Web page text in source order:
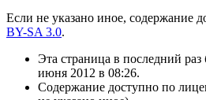
Если не указано иное, содержание
BY-SA 3.0.
Эта страница в последний
июня 2012 в 08:26.
Содержание доступно по